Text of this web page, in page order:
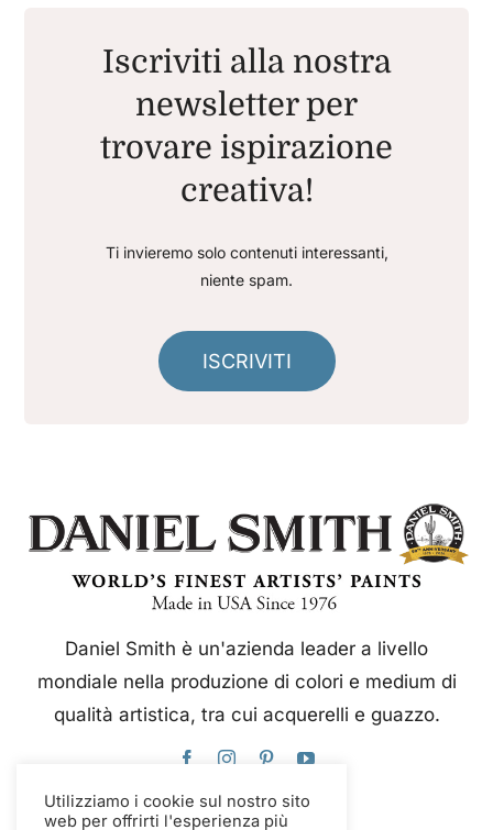
Iscriviti alla nostra
newsletter per
trovare ispirazione
creativa!
Ti invieremo solo contenuti interessanti,
niente spam.
ISCRIVITI
Daniel Smith è un'azienda leader a livello
mondiale nella produzione di colori e medium di
qualità artistica, tra cui acquerelli e guazzo.
Utilizziamo i cookie sul nostro sito
web per offrirti l'esperienza più